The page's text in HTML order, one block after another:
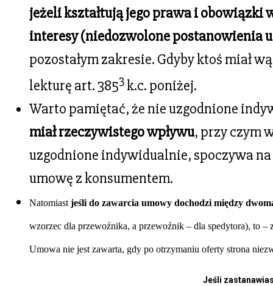
jeżeli kształtują jego prawa i obowiązki
interesy (niedozwolone postanowienia
pozostałym zakresie. Gdyby ktoś miał
lekturę art. 3853 k.c. poniżej.
Warto pamiętać, że nie uzgodnione
miał rzeczywistego wpływu, przy czym
uzgodnione indywidualnie, spoczywa
umowę z konsumentem.
Natomiastjeśli do zawarcia umowy dochodzi między
wzorzec dla przewoźnika, a przewoźnik – dla spedytora), to –
Umowa nie jest zawarta, gdy po otrzymaniu oferty strona
Jeśli